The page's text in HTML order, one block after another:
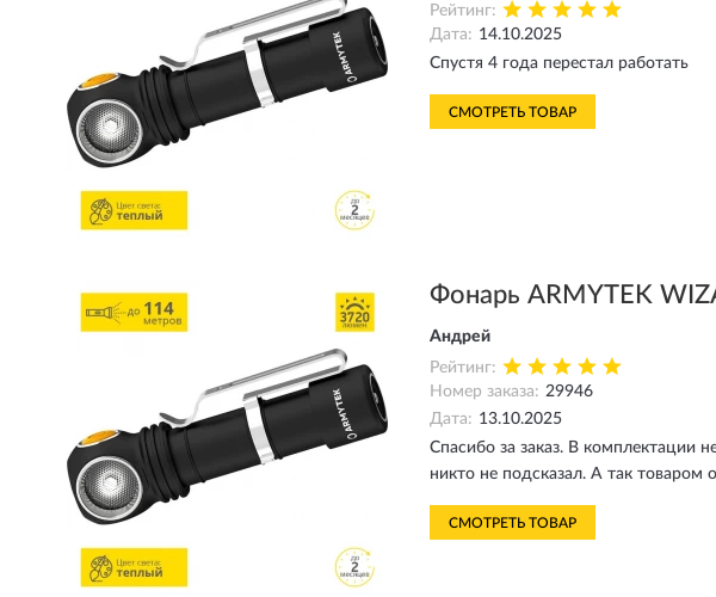
Рейтинг:
Дата: 14.10.2025
Спустя 4 года перестал работать
СМОТРЕТЬ ТОВАР
Фонарь ARMYTEK
Андрей
Рейтинг:
Номер заказа: 29946
Дата: 13.10.2025
Спасибо за заказ. В комплектации
никто не подсказал. А так товаром
СМОТРЕТЬ ТОВАР